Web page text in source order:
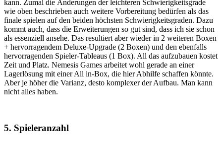
kann. Zumal die Änderungen der leichteren Schwierigkeitsgrade
wie oben beschrieben auch weitere Vorbereitung bedürfen als das
finale spielen auf den beiden höchsten Schwierigkeitsgraden. Dazu
kommt auch, dass die Erweiterungen so gut sind, dass ich sie schon
als essenziell ansehe. Das resultiert aber wieder in 2 weiteren Boxen
+ hervorragendem Deluxe-Upgrade (2 Boxen) und den ebenfalls
hervorragenden Spieler-Tableaus (1 Box). All das aufzubauen kostet
Zeit und Platz. Nemesis Games arbeitet wohl gerade an einer
Lagerlösung mit einer All in-Box, die hier Abhilfe schaffen könnte.
Aber je höher die Varianz, desto komplexer der Aufbau. Man kann
nicht alles haben.
5. Spieleranzahl